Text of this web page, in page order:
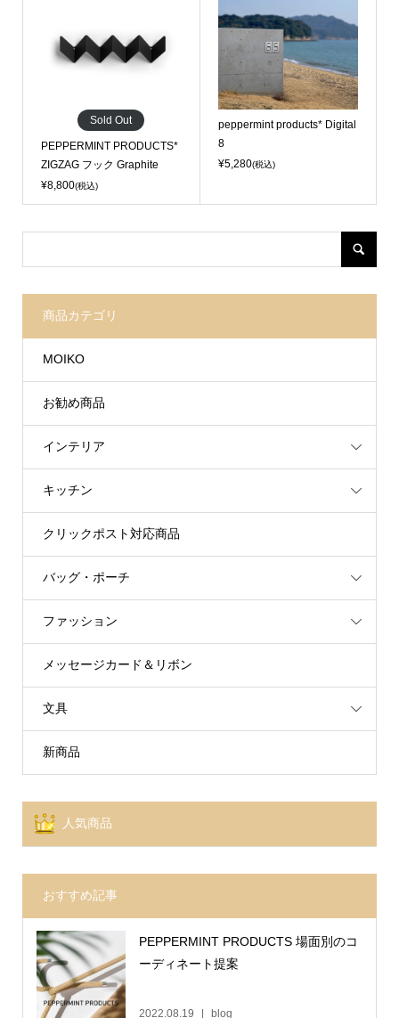
Sold Out
PEPPERMINT PRODUCTS*
ZIGZAG フック Graphite
¥8,800(税込)
peppermint products* Digital
8
¥5,280(税込)
商品カテゴリ
MOIKO
お勧め商品
インテリア
キッチン
クリックポスト対応商品
バッグ・ポーチ
ファッション
メッセージカード＆リボン
文具
新商品
人気商品
おすすめ記事
PEPPERMINT PRODUCTS 場面別のコ
ーディネート提案
2022.08.19 blog